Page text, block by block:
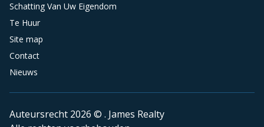
Schatting Van Uw Eigendom
Te Huur
Site map
Contact
Nieuws
Auteursrecht 2026 © . James Realty